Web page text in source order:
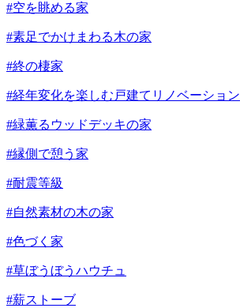
#空を眺める家
#素足でかけまわる木の家
#終の棲家
#経年変化を楽しむ戸建てリノベーション
#緑薫るウッドデッキの家
#縁側で憩う家
#耐震等級
#自然素材の木の家
#色づく家
#草ぼうぼうハウチュ
#薪ストーブ